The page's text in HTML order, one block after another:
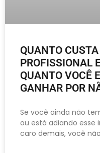
QUANTO
PROFISSIONAL
QUANTO VOCÊ
GANHAR POR
Se você ainda não
ou está adiando esse
caro demais, você